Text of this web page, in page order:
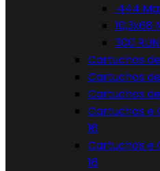
.444
10,3x68
300 RUN
Cartuchos
Cartuchos
Cartuchos
Cartuchos e
16
Cartuchos e
16